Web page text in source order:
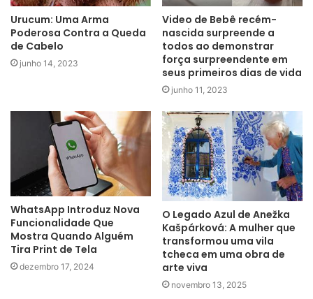
Urucum: Uma Arma
Poderosa Contra a Queda
de Cabelo
junho 14, 2023
Video de Bebê recém-
nascida surpreende a
todos ao demonstrar
força surpreendente em
seus primeiros dias de vida
junho 11, 2023
WhatsApp Introduz Nova
Funcionalidade Que
Mostra Quando Alguém
Tira Print de Tela
dezembro 17, 2024
O Legado Azul de Anežka
Kašpárková: A mulher que
transformou uma vila
tcheca em uma obra de
arte viva
novembro 13, 2025